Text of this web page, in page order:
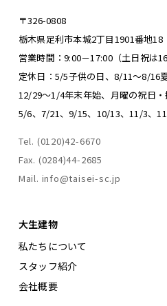
〒326-0808
栃木県足利市本城2丁目1901番地18
営業時間：9:00－17:00（土日祝は
定休日：5/5子供の日、8/11～8/16
12/29～1/4年末年始、 月曜の祝日
5/6、7/21、9/15、10/13、11/3、
Tel. (0120)42-6670
Fax. (0284)44-2685
Mail. info@taisei-sc.jp
大生建物
私たちについて
スタッフ紹介
会社概要